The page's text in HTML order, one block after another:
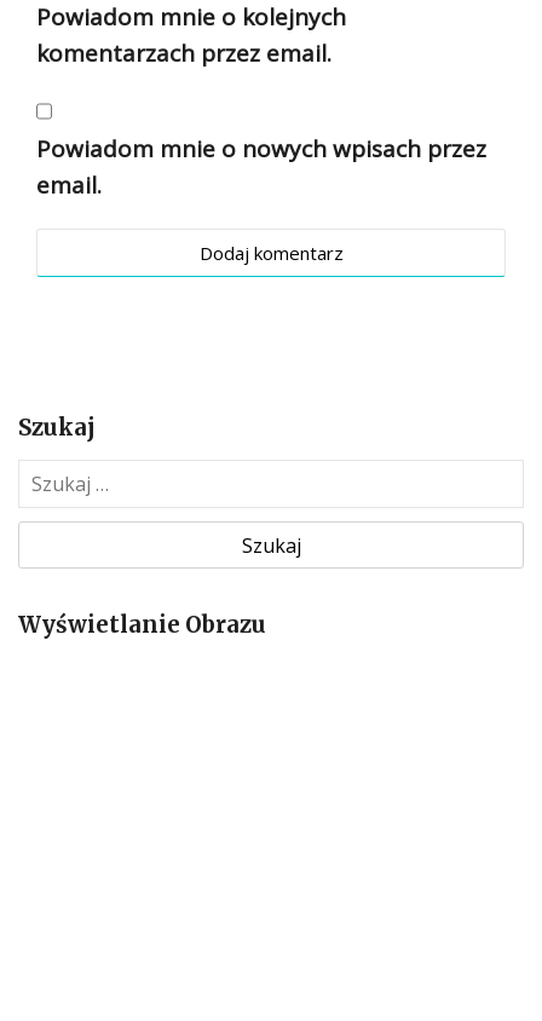
Powiadom mnie o kolejnych
komentarzach przez email.
Powiadom mnie o nowych wpisach przez
email.
Szukaj
z
k
jWyświetlanie Obrazu